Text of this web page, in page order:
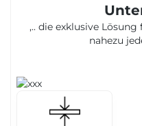
,.. die exklusive
nahezu